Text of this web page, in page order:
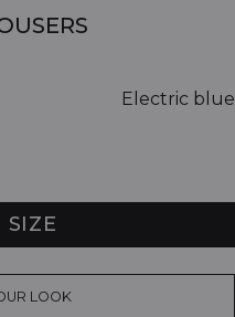
Electric blue
SIZE
LOOK